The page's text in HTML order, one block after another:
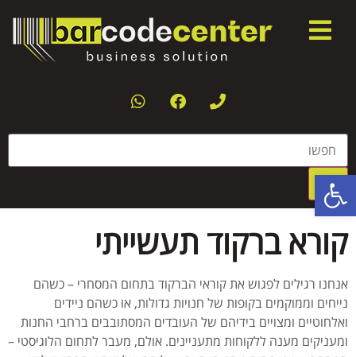
קורא ברקוד תעשייתי
אנחנו רגילים לפגוש את קוראי הברקוד בתחום המסחרי – כשהם
נייחים וממוקמים בקופות של חנויות גדולות, או כשהם ניידים
ואלחוטיים ומצויים בידיהם של העובדים המסתובבים ברחבי החנות
ומעניקים מענה ללקוחות מתעניינים. אולם, מעבר לתחום הלוגיסטי –
פתח סרגל נגישות